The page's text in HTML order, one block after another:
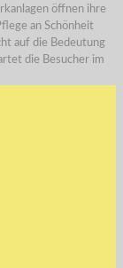
öffnen ihre
an Schönheit
auf die Bedeutung
die Besucher im